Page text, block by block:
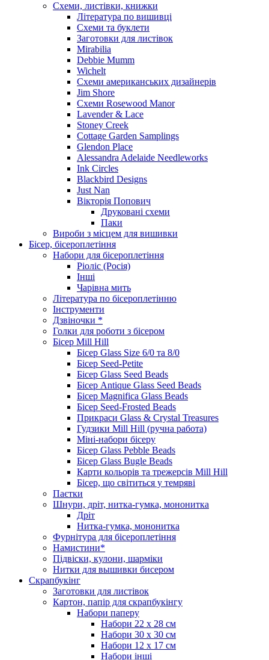
Схеми, листівки, книжки
Література по вишивці
Схеми та буклети
Заготовки для листівок
Mirabilia
Debbie Mumm
Wichelt
Схеми американських дизайнерів
Jim Shore
Cхеми Rosewood Manor
Lavender & Lace
Stoney Creek
Cottage Garden Samplings
Glendon Place
Alessandra Adelaide Needleworks
Ink Circles
Blackbird Designs
Just Nan
Вікторія Попович
Друковані схеми
Паки
Вироби з місцем для вишивки
Бісер, бісероплетіння
Набори для бісероплетіння
Ріоліс (Росія)
Інші
Чарівна мить
Література по бісероплетінню
Інструменти
Дзвіночки *
Голки для роботи з бісером
Бісер Mill Hill
Бісер Glass Size 6/0 та 8/0
Бісер Seed-Petite
Бісер Glass Seed Beads
Бісер Antique Glass Seed Beads
Бісер Magnifica Glass Beads
Бісер Seed-Frosted Beads
Прикраси Glass & Crystal Treasures
Гудзики Mill Hill (ручна работа)
Міні-набори бісеру
Бісер Glass Pebble Beads
Бісер Glass Bugle Beads
Карти кольорів та трежерсів Mill Hill
Бісер, що світиться у темряві
Паєтки
Шнури, дріт, нитка-гумка, мононитка
Дріт
Нитка-гумка, мононитка
Фурнітура для бісероплетіння
Намистини*
Підвіски, кулони, шарміки
Нитки для вышивки бисером
Скрапбукінг
Заготовки для листівок
Картон, папір для скрапбукінгу
Набори паперу
Набори 22 х 28 см
Набори 30 х 30 см
Набори 12 х 17 см
Набори інші